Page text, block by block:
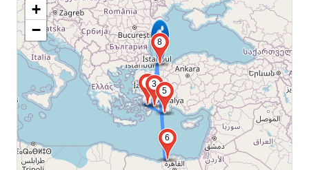
3
4
5
6
8
+
−